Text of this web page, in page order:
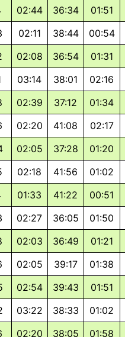
02:44 36:34 01:51
02:11 38:44 00:54
02:08 36:54 01:31
03:14 38:01 02:16
02:39 37:12 01:34
02:20 41:08 02:17
02:05 37:28 01:20
02:18 41:56 01:02
01:33 41:22 00:51
02:27 36:05 01:50
02:03 36:49 01:21
02:05 39:17 01:38
02:54 39:43 01:51
03:22 38:33 01:02
02:20 38:05 01:58